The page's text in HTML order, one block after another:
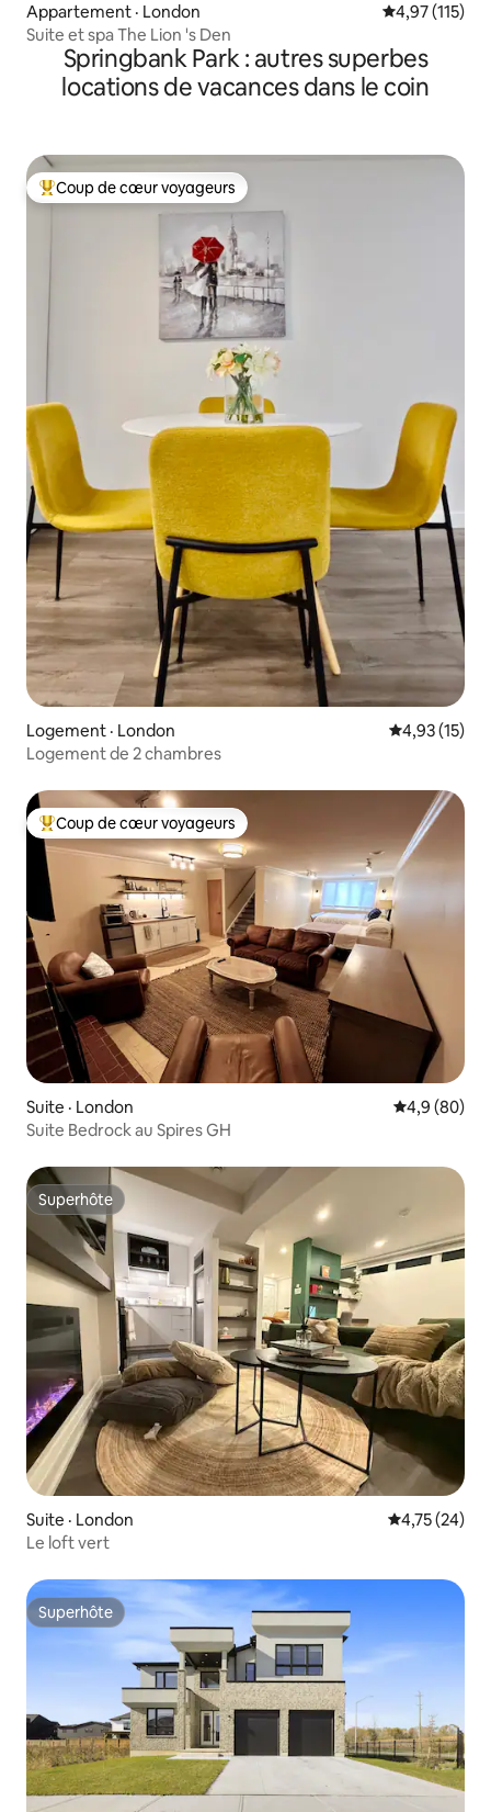
Appartement · London Note
4,97 (115)
Suite et spa The Lion 's Den
Springbank Park : autres superbes
locations de vacances dans le coin
Coup de cœur voyageurs parmi les plus aimés
Coup de cœur voyageurs
Logement · London Note
4,93 (15)
Logement de 2 chambres
Coup de cœur voyageurs parmi les plus aimés
Coup de cœur voyageurs
Suite · London Note
4,9 (80)
Suite Bedrock au Spires GH
Superhôte
Superhôte
Suite · London Note
4,75 (24)
Le loft vert
Superhôte
Superhôte